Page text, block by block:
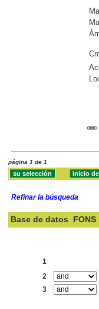
página 1 de 1
Refinar la búsqueda
Base de datos
1
2
3